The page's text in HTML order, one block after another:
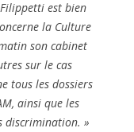
est bien
la Culture
son cabinet
sur le cas
tous les dossiers
ainsi que les
discrimination. »